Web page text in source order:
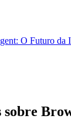
O Futuro da